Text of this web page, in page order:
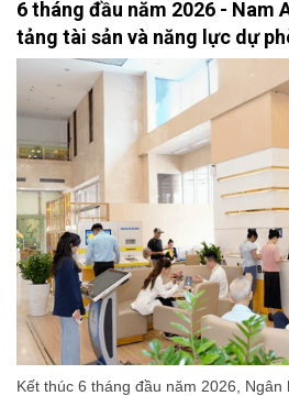
6 tháng đầu năm 2026 - Nam
tảng tài sản và năng lực dự
Kết thúc 6 tháng đầu năm 2026, Ngân